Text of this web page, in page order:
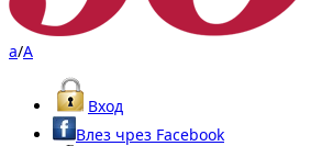
a/A
Вход
Влез чрез Facebook